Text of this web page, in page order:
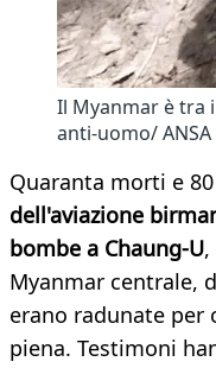
Il Myanmar è tra
anti-uomo/ ANSA
Quaranta morti e
dell'aviazione
bombe a Chaung-U
Myanmar centrale,
erano radunate per
piena. Testimoni